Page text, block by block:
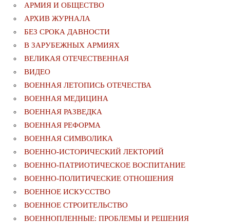
АРМИЯ И ОБЩЕСТВО
АРХИВ ЖУРНАЛА
БЕЗ СРОКА ДАВНОСТИ
В ЗАРУБЕЖНЫХ АРМИЯХ
ВЕЛИКАЯ ОТЕЧЕСТВЕННАЯ
ВИДЕО
ВОЕННАЯ ЛЕТОПИСЬ ОТЕЧЕСТВА
ВОЕННАЯ МЕДИЦИНА
ВОЕННАЯ РАЗВЕДКА
ВОЕННАЯ РЕФОРМА
ВОЕННАЯ СИМВОЛИКА
ВОЕННО-ИСТОРИЧЕСКИЙ ЛЕКТОРИЙ
ВОЕННО-ПАТРИОТИЧЕСКОЕ ВОСПИТАНИЕ
ВОЕННО-ПОЛИТИЧЕСКИE ОТНОШЕНИЯ
ВОЕННОЕ ИСКУССТВО
ВОЕННОЕ СТРОИТЕЛЬСТВО
ВОЕННОПЛЕННЫЕ: ПРОБЛЕМЫ И РЕШЕНИЯ